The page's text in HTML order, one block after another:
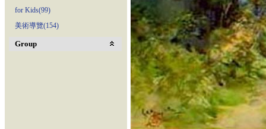
for Kids(99)
美術導覽(154)
Group